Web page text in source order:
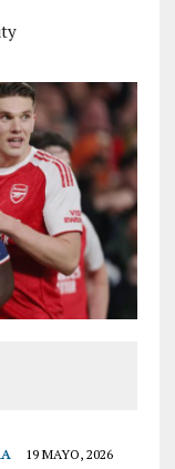
19 MAYO, 2026